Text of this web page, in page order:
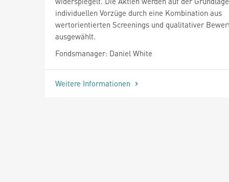
individuellen Vorzüge durch eine Kombination aus
wertorientierten Screenings und qualitativer
ausgewählt.
Fondsmanager: Daniel White
Weitere Informationen